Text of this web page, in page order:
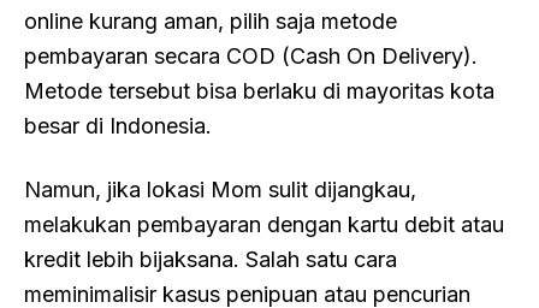
online kurang aman, pilih saja metode
pembayaran secara COD (Cash On Delivery).
Metode tersebut bisa berlaku di mayoritas kota
besar di Indonesia.
Namun, jika lokasi Mom sulit dijangkau,
melakukan pembayaran dengan kartu debit atau
kredit lebih bijaksana. Salah satu cara
meminimalisir kasus penipuan atau pencurian